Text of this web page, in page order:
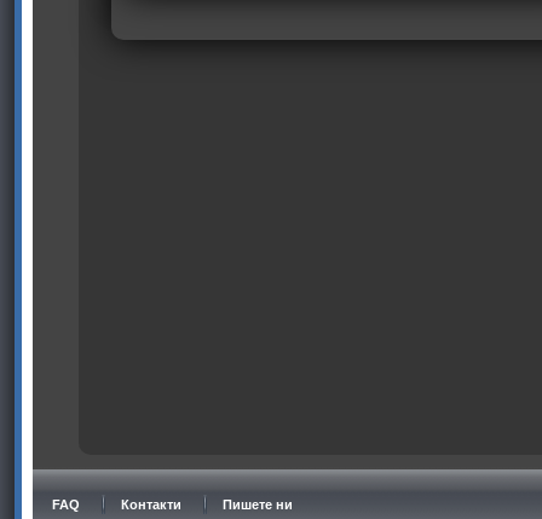
FAQ Контакти Пишете ни